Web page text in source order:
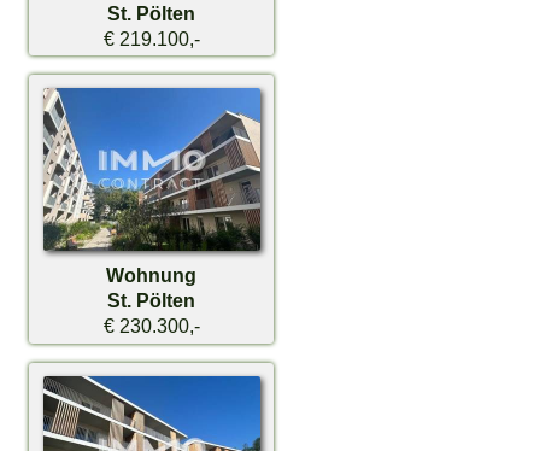
St. Pölten
€ 219.100,-
Wohnung
St. Pölten
€ 230.300,-